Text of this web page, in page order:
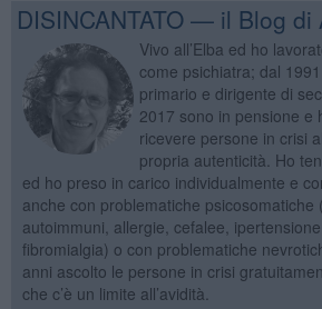
DISINCANTATO — il Blog di
Vivo all’Elba ed ho
come psichiatra; dal
primario e dirigente di
2017 sono in pensione e
ricevere persone in crisi
propria autenticità. Ho
ed ho preso in carico individualmente e
anche con problematiche psicosomatiche
autoimmuni, allergie, cefalee,
fibromialgia) o con problematiche
anni ascolto le persone in crisi
che c’è un limite all’avidità.